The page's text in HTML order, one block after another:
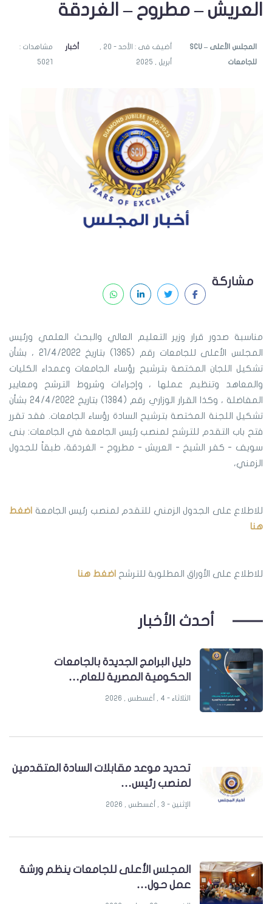
العريش – مطروح – الغردقة
SCU – المجلس الأعلى
للجامعات أبريل , 2025
أخبار مشاهدات :
5021
مشاركة
مناسبة صدور قرار وزير التعليم العالي والبحث العلمي ورئيس
المجلس الأعلى للجامعات رقم (1365) بتاريخ 21/4/2022 ، بشأن
تشكيل اللجان المختصة بترشيح رؤساء الجامعات وعمداء الكليات
والمعاهد وتنظيم عملها ، وإجراءات وشروط الترشح ومعايير
المفاضلة ، وكذا القرار الوزاري رقم (1384) بتاريخ 24/4/2022 بشأن
تشكيل اللجنة المختصة بترشيح السادة رؤساء الجامعات. فقد تقرر
فتح باب التقدم للترشح لمنصب رئيس الجامعة في الجامعات: بنى
سويف - كفر الشيخ - العريش - مطروح - الغردقة، طبقاً للجدول
الزمني،
للاطلاع على الجدول الزمني للتقدم لمنصب رئيس الجامعة اضغط
هنا
للاطلاع على الأوراق المطلوبة للترشح اضغط هنا
أحدث الأخبار
دليل البرامج الجديدة بالجامعات
الحكومية المصرية للعام…
الثلاثاء - 4 , أغسطس , 2026
تحديد موعد مقابلات السادة المتقدمين
لمنصب رئيس…
الإثنين - 3 , أغسطس , 2026
المجلس الأعلى للجامعات ينظم ورشة
عمل حول…